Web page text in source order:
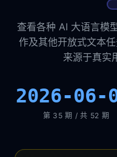
查看各种 AI 大语言模
作及其他开放式文本
来源于真实
2026-06-
第 35 期 / 共 52 期